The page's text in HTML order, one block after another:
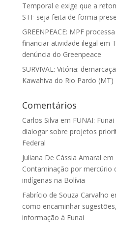
Temporal e exige que a
STF seja feita de forma
GREENPEACE: MPF
financiar atividade ilegal em
denúncia do Greenpeace
SURVIVAL: Vitória:
Kawahiva do Rio Pardo (MT)
Comentários
Carlos Silva em FUNAI:
dialogar sobre projetos
Federal
Juliana De Cássia Amaral em
Contaminação por mercúrio
indígenas na Bolívia
Fabrício de Souza Carvalho
como encaminhar
informação à Funai